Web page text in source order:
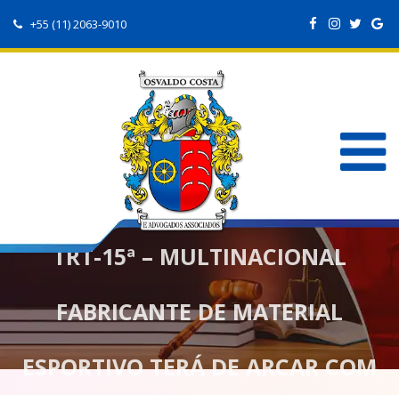
+55 (11) 2063-9010
TRT-15ª – MULTINACIONAL
FABRICANTE DE MATERIAL
ESPORTIVO TERÁ DE ARCAR COM